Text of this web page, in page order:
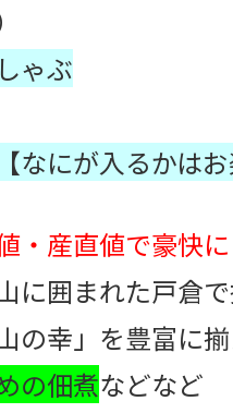
ゃぶ
なにが入るかはお
・産直値で豪快
に囲まれた戸倉
の幸」を豊富に
の佃煮などなど